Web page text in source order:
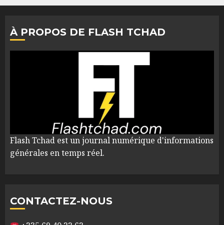
À PROPOS DE FLASH TCHAD
Flash Tchad est un journal numérique d'informations
générales en temps réel.
CONTACTEZ-NOUS